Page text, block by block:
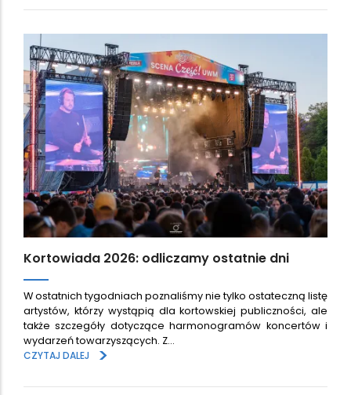
Kortowiada 2026: odliczamy ostatnie dni
W ostatnich tygodniach poznaliśmy nie tylko ostateczną listę
artystów, którzy wystąpią dla kortowskiej publiczności, ale
także szczegóły dotyczące harmonogramów koncertów i
wydarzeń towarzyszących. Z…
CZYTAJ DALEJ
>